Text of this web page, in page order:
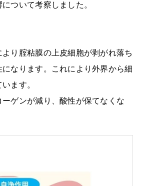
ついて考察しました。
り腟粘膜の上皮細胞が剥がれ落ち
なります。これにより外界から細
ます。
ゲンが減り、酸性が保てなくな